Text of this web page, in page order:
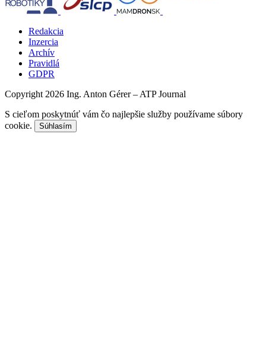
Redakcia
Inzercia
Archív
Pravidlá
GDPR
Copyright 2026 Ing. Anton Gérer – ATP Journal
S cieľom poskytnúť vám čo najlepšie služby používame súbory
cookie.
Súhlasím